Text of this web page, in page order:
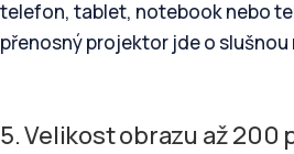
telefon, tablet, notebook nebo
přenosný projektor jde o
5. Velikost obrazu až 200